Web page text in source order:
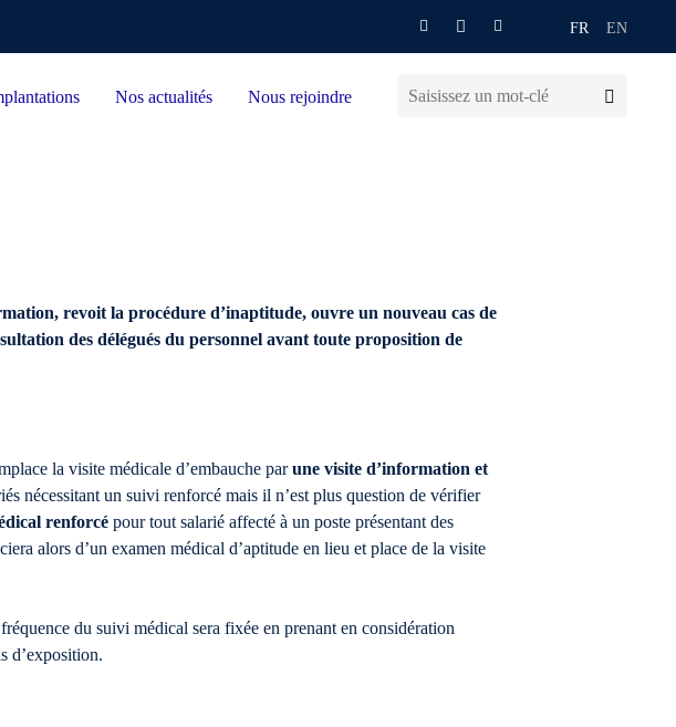
FR EN
Nos actualités Nous rejoindre
revoit la procédure d’inaptitude, ouvre un nouveau cas de
des délégués du personnel avant toute proposition de
la visite médicale d’embauche parune visite d’information et
nécessitant un suivi renforcé mais il n’est plus question de vérifier
renforcé pour tout salarié affecté à un poste présentant des
alors d’un examen médical d’aptitude en lieu et place de la visite
du suivi médical sera fixée en prenant en considération
d’exposition.